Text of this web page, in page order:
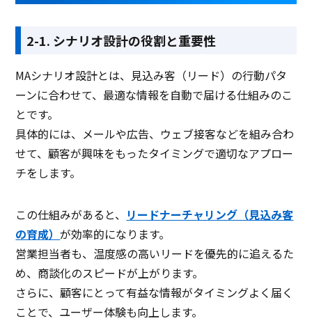
2-1. シナリオ設計の役割と重要性
MAシナリオ設計とは、見込み客（リード）の行動パタ
ーンに合わせて、最適な情報を自動で届ける仕組みのこ
とです。
具体的には、メールや広告、ウェブ接客などを組み合わ
せて、顧客が興味をもったタイミングで適切なアプロー
チをします。
この仕組みがあると、 リードナーチャリング（見込み客
の育成）が効率的になります。
営業担当者も、温度感の高いリードを優先的に追えるた
め、商談化のスピードが上がります。
さらに、顧客にとって有益な情報がタイミングよく届く
ことで、ユーザー体験も向上します。